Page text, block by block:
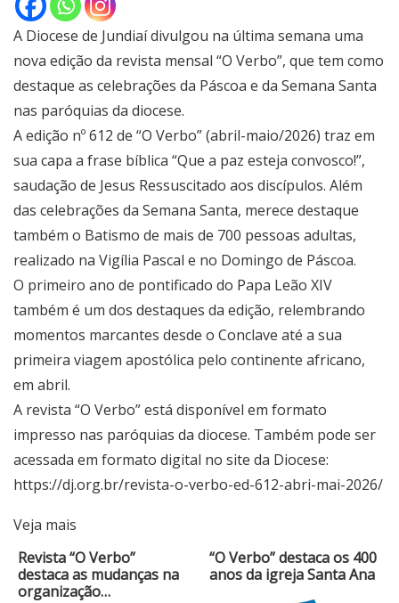
A Diocese de Jundiaí divulgou na última semana uma
nova edição da revista mensal “O Verbo”, que tem como
destaque as celebrações da Páscoa e da Semana Santa
nas paróquias da diocese.
A edição nº 612 de “O Verbo” (abril-maio/2026) traz em
sua capa a frase bíblica “Que a paz esteja convosco!”,
saudação de Jesus Ressuscitado aos discípulos. Além
das celebrações da Semana Santa, merece destaque
também o Batismo de mais de 700 pessoas adultas,
realizado na Vigília Pascal e no Domingo de Páscoa.
O primeiro ano de pontificado do Papa Leão XIV
também é um dos destaques da edição, relembrando
momentos marcantes desde o Conclave até a sua
primeira viagem apostólica pelo continente africano,
em abril.
A revista “O Verbo” está disponível em formato
impresso nas paróquias da diocese. Também pode ser
acessada em formato digital no site da Diocese:
https://dj.org.br/revista-o-verbo-ed-612-abri-mai-2026/
Veja mais
Revista “O Verbo”
destaca as mudanças na
organização…
“O Verbo” destaca os 400
anos da igreja Santa Ana